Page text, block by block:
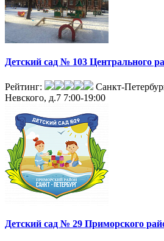
Детский сад № 103 Центрального
Рейтинг:
Санкт-
Невского, д.7 7:00-19:00
Детский сад № 29 Приморского